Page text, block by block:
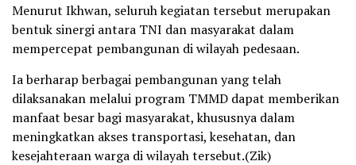
Menurut Ikhwan, seluruh kegiatan tersebut merupakan
bentuk sinergi antara TNI dan masyarakat dalam
mempercepat pembangunan di wilayah pedesaan.
Ia berharap berbagai pembangunan yang telah
dilaksanakan melalui program TMMD dapat memberikan
manfaat besar bagi masyarakat, khususnya dalam
meningkatkan akses transportasi, kesehatan, dan
kesejahteraan warga di wilayah tersebut.(Zik)